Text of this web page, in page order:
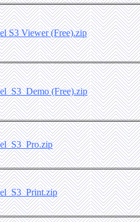
S3 Viewer (Free).zip
(Free).zip